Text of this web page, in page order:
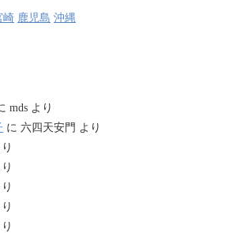
崎 鹿児島 沖縄
mds より
に 六四天安門 より